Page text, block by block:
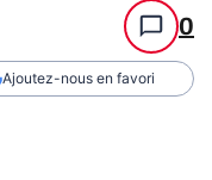
0
Ajoutez-nous en favori